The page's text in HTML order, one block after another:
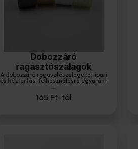
Dobozzáró
ragasztószalagok
A dobozzáró ragasztószalagokat ipari
és háztartási felhasználásra egyaránt
165 Ft-tól